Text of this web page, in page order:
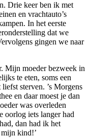
Drie keer ben ik met
en vrachtauto’s
In het eerste
dat we
gingen we naar
Mijn moeder bezweek in
te eten, soms een
sterven. ’s Morgens
en daar moest je dan
was overleden
oorlog iets langer had
dan had ik het
kind!’